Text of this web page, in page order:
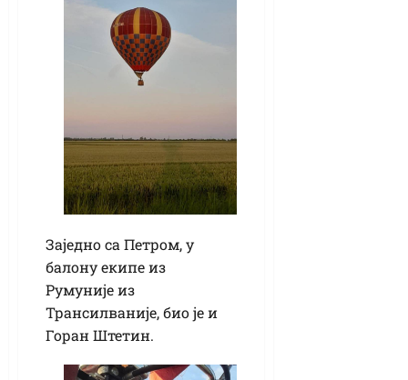
Заједно са Петром, у
балону екипе из
Румуније из
Трансилваније, био је и
Горан Штетин.